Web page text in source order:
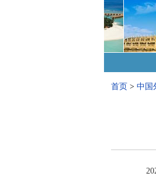
首页 > 中国